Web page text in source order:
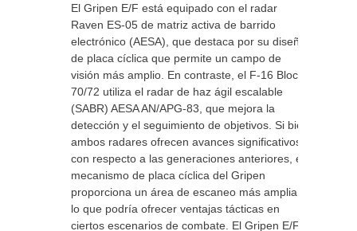
El Gripen E/F está equipado con el radar
Raven ES-05 de matriz activa de barrido
electrónico (AESA), que destaca por su diseño
de placa cíclica que permite un campo de
visión más amplio. En contraste, el F-16 Block
70/72 utiliza el radar de haz ágil escalable
(SABR) AESA AN/APG-83, que mejora la
detección y el seguimiento de objetivos. Si bien
ambos radares ofrecen avances significativos
con respecto a las generaciones anteriores, el
mecanismo de placa cíclica del Gripen
proporciona un área de escaneo más amplia,
lo que podría ofrecer ventajas tácticas en
ciertos escenarios de combate. El Gripen E/F